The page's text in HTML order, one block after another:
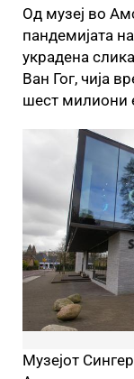
Од музеј во
пандемијата
украдена
Ван Гог, чија
шест милиони
Музејот